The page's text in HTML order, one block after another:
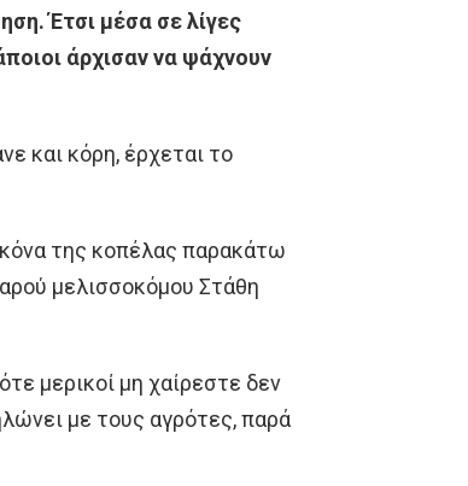
Έτσι μέσα σε λίγες
άρχισαν να ψάχνουν
και κόρη, έρχεται το
της κοπέλας παρακάτω
μελισσοκόμου Στάθη
μερικοί μη χαίρεστε δεν
με τους αγρότες, παρά